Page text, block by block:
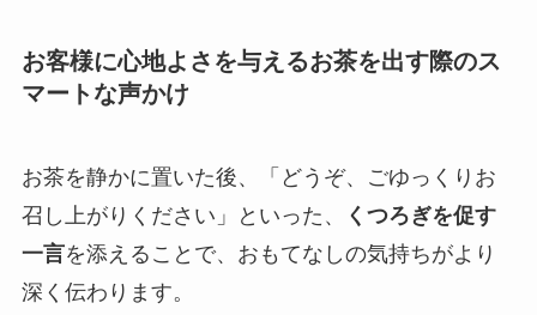
お客様に心地よさを与えるお茶を出す際のス
マートな声かけ
お茶を静かに置いた後、「どうぞ、ごゆっくりお
召し上がりください」といった、
くつろぎを促す
一言を添えることで、おもてなしの気持ちがより
深く伝わります。